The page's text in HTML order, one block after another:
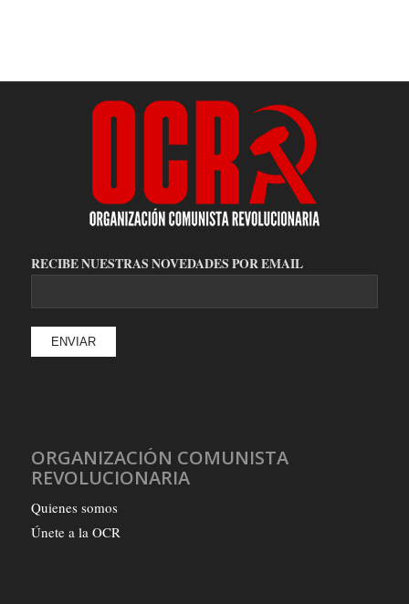
RECIBE NUESTRAS NOVEDADES POR EMAIL
ORGANIZACIÓN COMUNISTA
REVOLUCIONARIA
Quienes somos
Únete a la OCR